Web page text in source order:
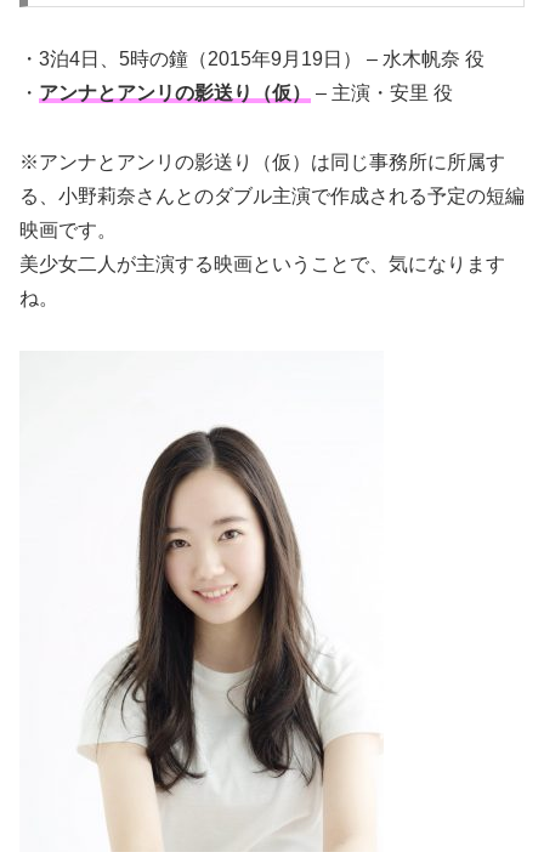
・3泊4日、5時の鐘（2015年9月19日） – 水木帆奈 役
・ アンナとアンリの影送り（仮） – 主演・安里 役
※アンナとアンリの影送り（仮）は同じ事務所に所属す
る、小野莉奈さんとのダブル主演で作成される予定の短編
映画です。
美少女二人が主演する映画ということで、気になります
ね。